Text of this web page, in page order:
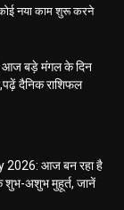
नया काम शुरू करने
बड़े मंगल के दिन
दैनिक राशिफल
2026: आज बन रहा है
के शुभ-अशुभ मुहूर्त, जानें